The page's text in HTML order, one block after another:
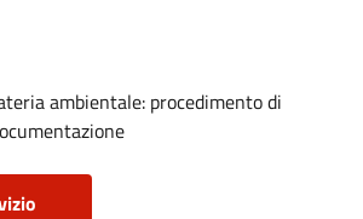
ambientale: procedimento di